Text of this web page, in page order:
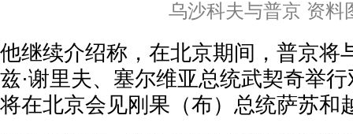
乌沙科夫与普京 资料
他继续介绍称，在北京期间，普京将
兹·谢里夫、塞尔维亚总统武契奇举
将在北京会见刚果（布）总统萨苏和